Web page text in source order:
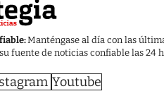
Manténgase al día con las
fuente de noticias confiable las 24
Youtube